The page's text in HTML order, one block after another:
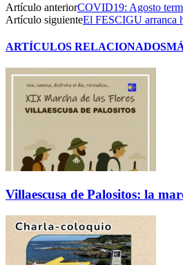
Artículo anteriorCOVID19: Agosto
Artículo siguienteEl FESCIGU arranca
ARTÍCULOS RELACIONADOS
Villaescusa de Palositos: la